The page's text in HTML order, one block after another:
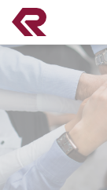
南俊國際股份有限
Navigation
產品搜尋
建議關鍵字： Soft
Duty
Lock Out
Banner
Content